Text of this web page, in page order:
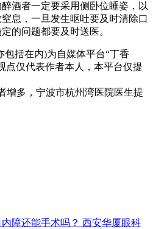
酒者一定要采用侧卧位睡姿，以
息，一旦发生呕吐要及时清除口
的问题都要及时送医。
包括在内)为自媒体平台“丁香
点仅代表作者本人，本平台仅提
增多，宁波市杭州湾医院医生提
障还能手术吗？ 西安华厦眼科